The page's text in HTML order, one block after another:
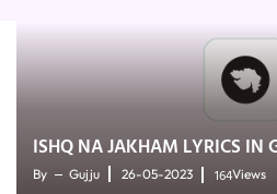
ISHQ NA JAKHAM LYRICS IN
By Gujju 26-05-2023 164Views